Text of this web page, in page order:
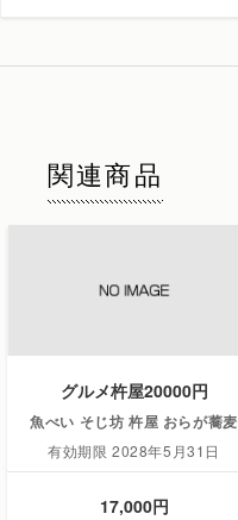
関連商品
グルメ杵屋20000円
魚べい そじ坊 杵屋 おらが蕎麦
有効期限 2028年5月31日
17,000円